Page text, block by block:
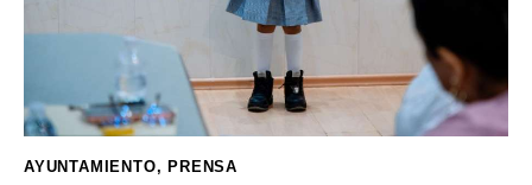
AYUNTAMIENTO, PRENSA